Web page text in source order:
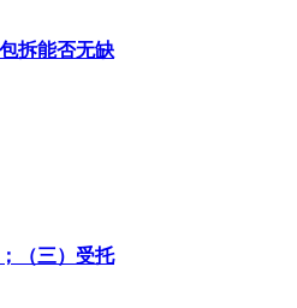
拆能否无缺
（三）受托